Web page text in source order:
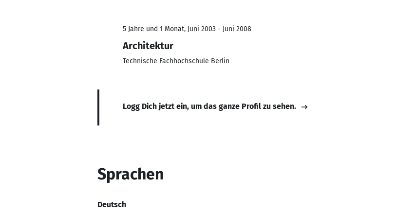
5 Jahre und 1 Monat, Juni 2003 - Juni 2008
Architektur
Technische Fachhochschule Berlin
Logg Dich jetzt ein, um das ganze Profil zu sehen.
Sprachen
Deutsch